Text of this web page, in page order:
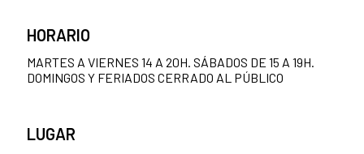
HORARIO
MARTES A VIERNES 14 A 20H. SÁBADOS DE 15 A 19H.
DOMINGOS Y FERIADOS CERRADO AL PÚBLICO
LUGAR